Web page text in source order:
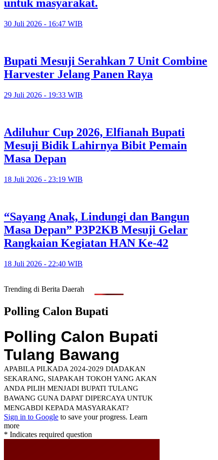
untuk masyarakat.
30 Juli 2026 - 16:47 WIB
Bupati Mesuji Serahkan 7 Unit Combine
Harvester Jelang Panen Raya
29 Juli 2026 - 19:33 WIB
Adiluhur Cup 2026, Elfianah Bupati
Mesuji Bidik Lahirnya Bibit Pemain
Masa Depan
18 Juli 2026 - 23:19 WIB
“Sayang Anak, Lindungi dan Bangun
Masa Depan” P3P2KB Mesuji Gelar
Rangkaian Kegiatan HAN Ke-42
18 Juli 2026 - 22:40 WIB
Trending di Berita Daerah
Polling Calon Bupati